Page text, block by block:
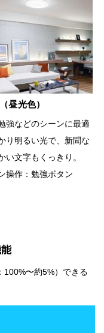
昼光色）
強などのシーンに最適
り明るい光で、新聞な
い文字もくっきり。
操作：勉強ボタン
100%〜約5%）できる